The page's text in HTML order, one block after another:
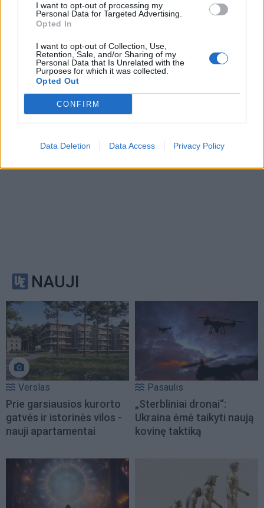
I want to opt-out of processing my
Personal Data for Targeted Advertising.
Opted In
I want to opt-out of Collection, Use,
Retention, Sale, and/or Sharing of my
Personal Data that Is Unrelated with the
Purposes for which it was collected.
Opted Out
CONFIRM
Data Deletion Data Access Privacy Policy
Paramediko nužudymo
byloje į laisvę paleistas
vienas įtariamųjų(3)
Užsidegė lauko pavėsinė:
vos be namų neliko
keturios šeimos
NAUJI
Verslas
Prie garsiausios kurorto
gatvės ir istorinės vilos -
nauji apartamentai
Pasaulis
„Sterbliniai dronai“:
Ukraina ėmė taikyti naują
kovinę taktiką